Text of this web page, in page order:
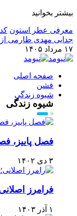
بیشتر بخوانید
معرفی عطر استون
جدایی مهدی طارمی
۱۷ مرداد ۱۴۰۵
صفحه اصلی
فشن
شیوه زندگی
شیوه زندگی
فصل پاییز،
۳ دی ۱۴۰۲
فرامرز
۱ آذر ۱۴۰۳